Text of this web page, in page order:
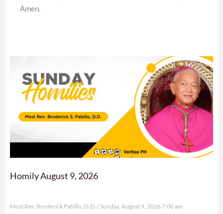
Amen.
Homily August 9, 2026
Most Rev. Broderick Pabillo, D.D. Sunday, August 9, 2026 7:00 am